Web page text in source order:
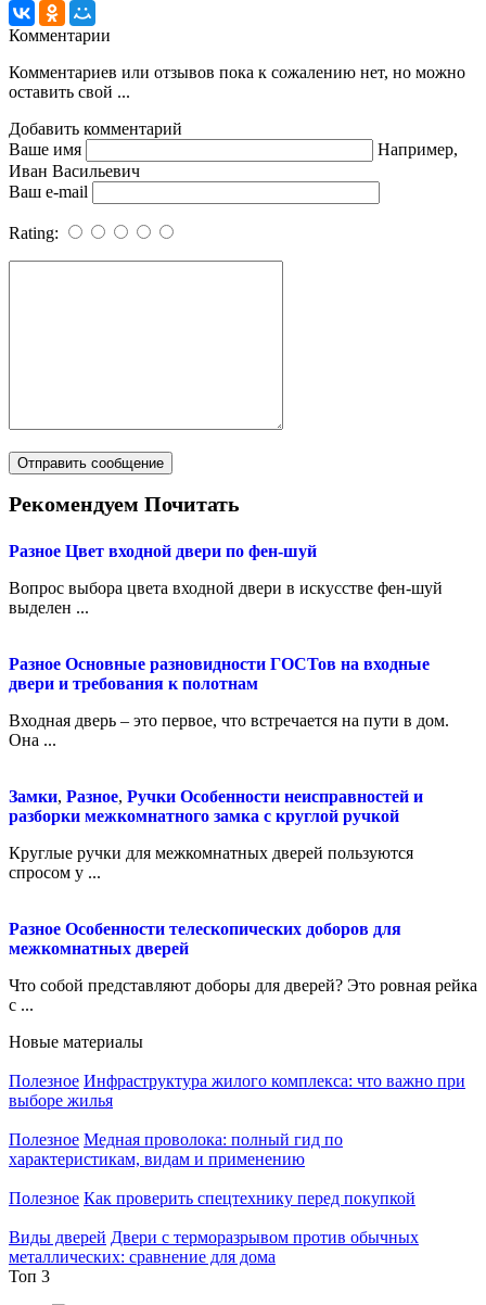
Комментарии
Комментариев или отзывов пока к сожалению нет, но можно
оставить свой ...
Добавить комментарий
Ваше имя
Например,
Иван Васильевич
Ваш e-mail
Rating:
Рекомендуем Почитать
Разное Цвет входной двери по фен-шуй
Вопрос выбора цвета входной двери в искусстве фен-шуй
выделен ...
Разное Основные разновидности ГОСТов на входные
двери и требования к полотнам
Входная дверь – это первое, что встречается на пути в дом.
Она ...
Замки, Разное, Ручки Особенности неисправностей и
разборки межкомнатного замка с круглой ручкой
Круглые ручки для межкомнатных дверей пользуются
спросом у ...
Разное Особенности телескопических доборов для
межкомнатных дверей
Что собой представляют доборы для дверей? Это ровная рейка
с ...
Новые материалы
Полезное Инфраструктура жилого комплекса: что важно при
выборе жилья
Полезное Медная проволока: полный гид по
характеристикам, видам и применению
Полезное Как проверить спецтехнику перед покупкой
Виды дверей Двери с терморазрывом против обычных
металлических: сравнение для дома
Топ 3